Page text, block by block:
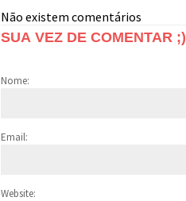
Não existem comentários
SUA VEZ DE COMENTAR ;)
Nome:
Email:
Website: